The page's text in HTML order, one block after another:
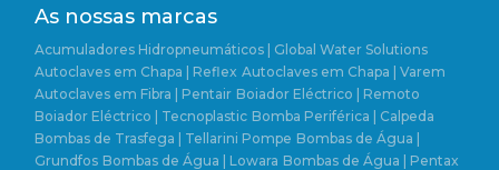
As nossas marcas
Acumuladores Hidropneumáticos | Global Water Solutions
Autoclaves em Chapa | Reflex Autoclaves em Chapa | Varem
Autoclaves em Fibra | Pentair Boiador Eléctrico | Remoto
Boiador Eléctrico | Tecnoplastic Bomba Periférica | Calpeda
Bombas de Trasfega | Tellarini Pompe Bombas de Água |
Grundfos Bombas de Água | Lowara Bombas de Água | Pentax